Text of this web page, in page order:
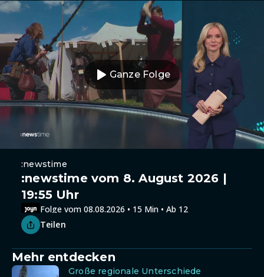
Ganze Folge
:newstime
:newstime vom 8. August 2026 |
19:55 Uhr
Folge vom 08.08.2026 • 15 Min • Ab 12
Teilen
Mehr entdecken
Große regionale Unterschiede